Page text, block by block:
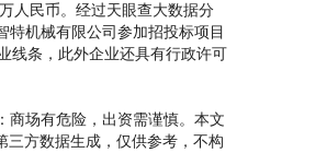
人民币。经过天眼查大数据分
特机械有限公司参加招投标项目
线条，此外企业还具有行政许可
场有危险，出资需谨慎。本文
三方数据生成，仅供参考，不构